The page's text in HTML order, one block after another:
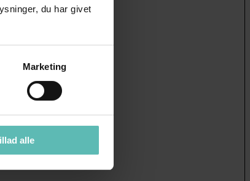
du har givet
Marketing
alle